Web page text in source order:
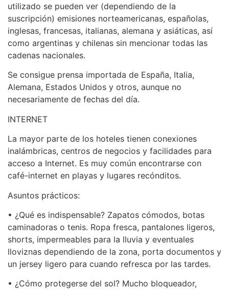
utilizado se pueden ver (dependiendo de la
suscripción) emisiones norteamericanas, españolas,
inglesas, francesas, italianas, alemana y asiáticas, así
como argentinas y chilenas sin mencionar todas las
cadenas nacionales.
Se consigue prensa importada de España, Italia,
Alemana, Estados Unidos y otros, aunque no
necesariamente de fechas del día.
INTERNET
La mayor parte de los hoteles tienen conexiones
inalámbricas, centros de negocios y facilidades para
acceso a Internet. Es muy común encontrarse con
café-internet en playas y lugares recónditos.
Asuntos prácticos:
• ¿Qué es indispensable? Zapatos cómodos, botas
caminadoras o tenis. Ropa fresca, pantalones ligeros,
shorts, impermeables para la lluvia y eventuales
lloviznas dependiendo de la zona, porta documentos y
un jersey ligero para cuando refresca por las tardes.
• ¿Cómo protegerse del sol? Mucho bloqueador,